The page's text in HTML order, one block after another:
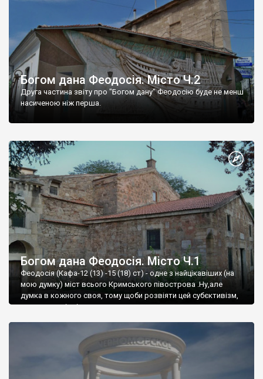
Богом дана Феодосія. Місто Ч.2
Друга частина звіту про "Богом дану" Феодосію буде не менш
насиченою ніж перша.
Богом дана Феодосія. Місто Ч.1
Феодосія (Кафа-12 (13) -15 (18) ст) - одне з найцікавіших (на
мою думку) міст всього Кримського півострова .Ну,але
думка в кожного своя, тому щоби розвіяти цей субєктивізм,
запрошую відвідати це